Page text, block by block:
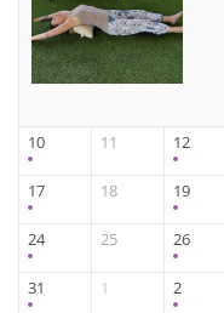
10 11 12
17 18 19
24 25 26
31 1 2